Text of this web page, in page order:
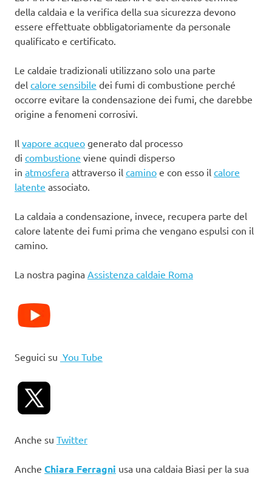
della caldaia e la verifica della sua sicurezza devono
essere effettuate obbligatoriamente da personale
qualificato e certificato.
Le caldaie tradizionali utilizzano solo una parte
del calore sensibile dei fumi di combustione perché
occorre evitare la condensazione dei fumi, che darebbe
origine a fenomeni corrosivi.
Il vapore acqueo generato dal processo
di combustione viene quindi disperso
in atmosfera attraverso il camino e con esso il calore
latente associato.
La caldaia a condensazione, invece, recupera parte del
calore latente dei fumi prima che vengano espulsi con il
camino.
La nostra pagina Assistenza caldaie Roma
Seguici su You Tube
Anche su Twitter
Anche Chiara Ferragni usa una caldaia Biasi per la sua